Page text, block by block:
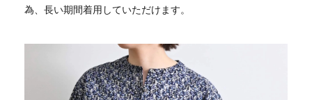
為、長い期間着用していただけます。